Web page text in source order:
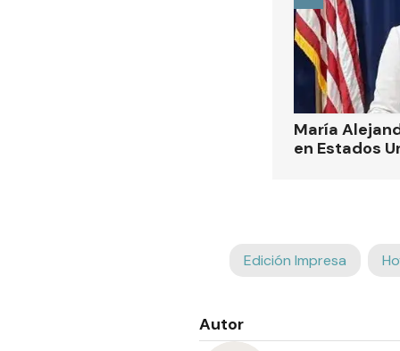
María
en Estados
Edición Impresa
Autor